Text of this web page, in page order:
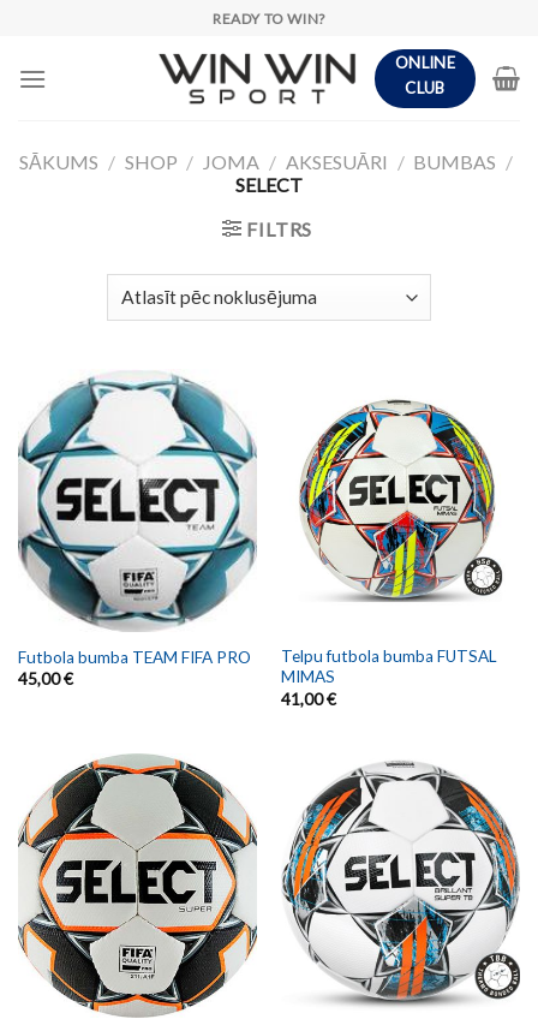
content
READY TO WIN?
ONLINE
CLUB
SĀKUMS / SHOP / JOMA / AKSESUĀRI / BUMBAS /
SELECT
FILTRS
Futbola bumba TEAM FIFA PRO
45,00€
Telpu futbola bumba FUTSAL
MIMAS
41,00€